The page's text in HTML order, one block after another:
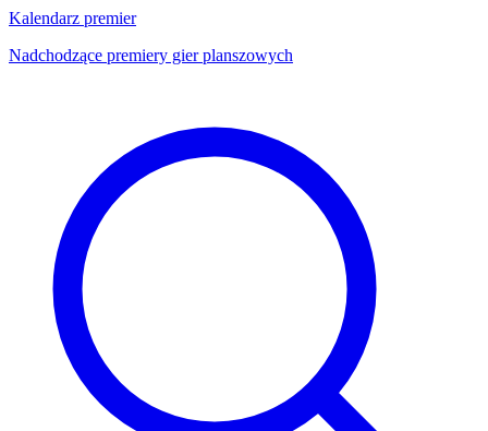
Kalendarz premier
Nadchodzące premiery gier planszowych